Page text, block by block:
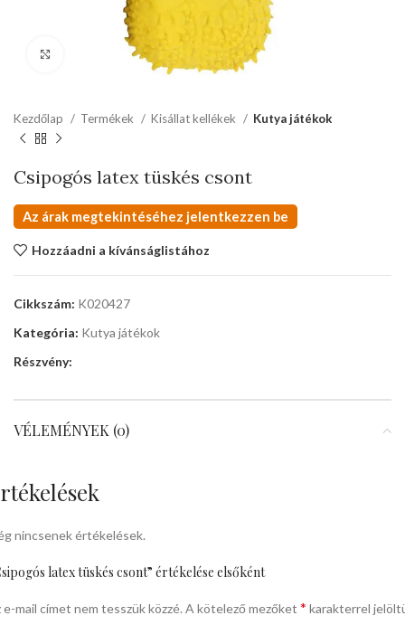
kattints a kinagyításhoz
Kezdőlap Termékek Kisállat kellékek Kutya játékok
Csipogós latex tüskés csont
Az árak megtekintéséhez jelentkezzen be
Hozzáadni a kívánságlistához
Cikkszám: K020427
Kategória: Kutya játékok
Részvény:
VÉLEMÉNYEK (0)
nincsenek értékelések.
latex tüskés csont” értékelése elsőként
e-mail címet nem tesszük közzé. A kötelező mezőket * karakterrel